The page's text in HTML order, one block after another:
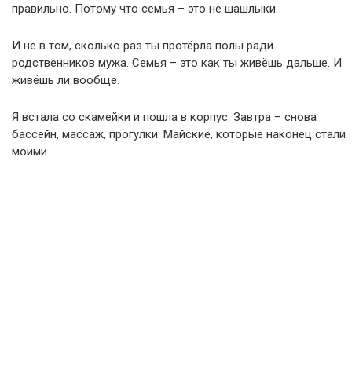
правильно. Потому что семья – это не шашлыки.
И не в том, сколько раз ты протёрла полы ради
родственников мужа. Семья – это как ты живёшь дальше. И
живёшь ли вообще.
Я встала со скамейки и пошла в корпус. Завтра – снова
бассейн, массаж, прогулки. Майские, которые наконец стали
моими.